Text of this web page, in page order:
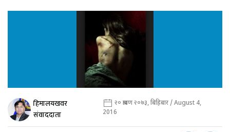
हिमालयखवर
संवाददाता
२० श्रावण २०७३, बिहिबार / August 4,
2016